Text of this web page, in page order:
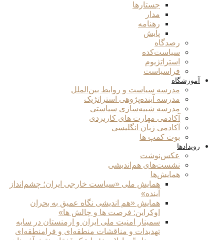
جستارها
مدار
رهنامه
پایش
رصدگاه
سیاست‌کده
استراتژیوم
فراسیاست
آموزشگاه
مدرسه سیاست و روابط بین‌الملل
مدرسه آینده‌پژوهی استراتژیک
مدرسه شبیه‌سازی سیاستی
آکادمی مهارت های کاربردی
آکادمی زبان انگلیسی
بوت کمپ ها
رویدادها
عکس‌نوشت
نشست‌های هم‌اندیشی
همایش‌ها
همایش ملی «سیاست خارجی ایران؛ چشم‌انداز
آینده»
همایش «هم اندیشی نگاه عمیق به بحران
اوکراین: فرصت ها و چالش ها»
سمینار امنیت ملی ایران و ارمنستان در سایه
تهدیدات و مناقشات منطقه‌ای و فرامنطقه‌ای